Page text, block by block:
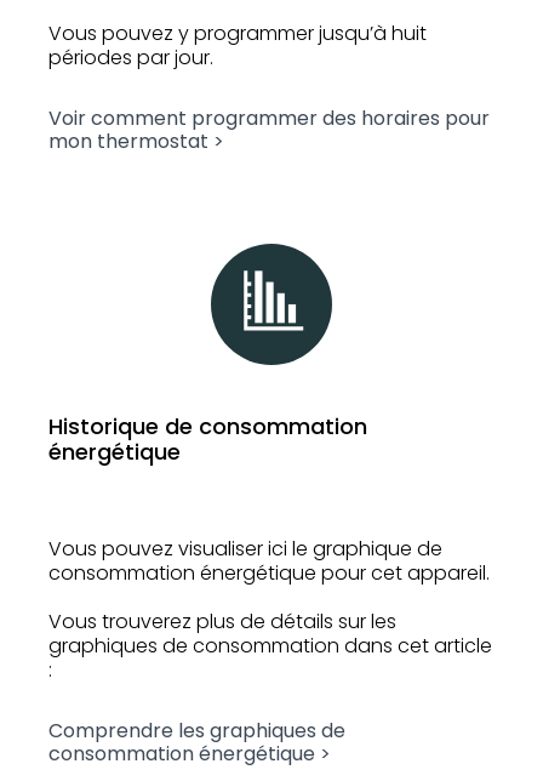
Historique de consommation
énergétique
Vous pouvez visualiser ici le graphique de
consommation énergétique pour cet appareil.
Vous trouverez plus de détails sur les
graphiques de consommation dans cet article
:
Comprendre les graphiques de
consommation énergétique >
Vous pouvez y programmer jusqu’à huit
périodes par jour.
Voir comment programmer des horaires pour
mon thermostat >